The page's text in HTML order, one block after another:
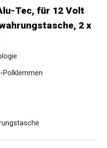
Tec, für 12 Volt
2 x